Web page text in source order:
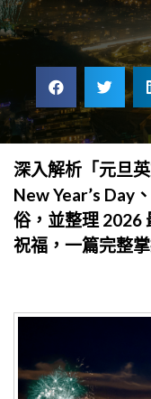
深入解析「元旦
New Year’s Day
俗，並整理 2026
祝福，一篇完整掌